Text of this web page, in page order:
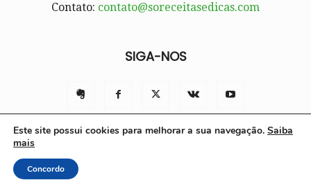
Contato: contato@soreceitasedicas.com
SIGA-NOS
© Só Receitas e Dicas 2025 | Todos os direitos reservados.
Este site possui cookies para melhorar a sua navegação. Saiba
mais
Concordo